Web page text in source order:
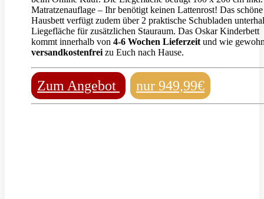
Matratzenauflage – Ihr benötigt keinen Lattenrost! Das schöne
Hausbett verfügt zudem über 2 praktische Schubladen
Liegefläche für zusätzlichen Stauraum. Das Oskar Kinderbett
kommt innerhalb von 4-6 Wochen Lieferzeit und wie
versandkostenfrei zu Euch nach Hause.
Zum Angebot nur 949,99€